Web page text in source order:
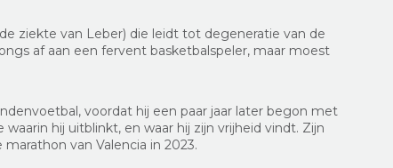
ziekte van Leber) die leidt tot degeneratie van de
af aan een fervent basketbalspeler, maar moest
voordat hij een paar jaar later begon met
hij uitblinkt, en waar hij zijn vrijheid vindt. Zijn
van Valencia in 2023.